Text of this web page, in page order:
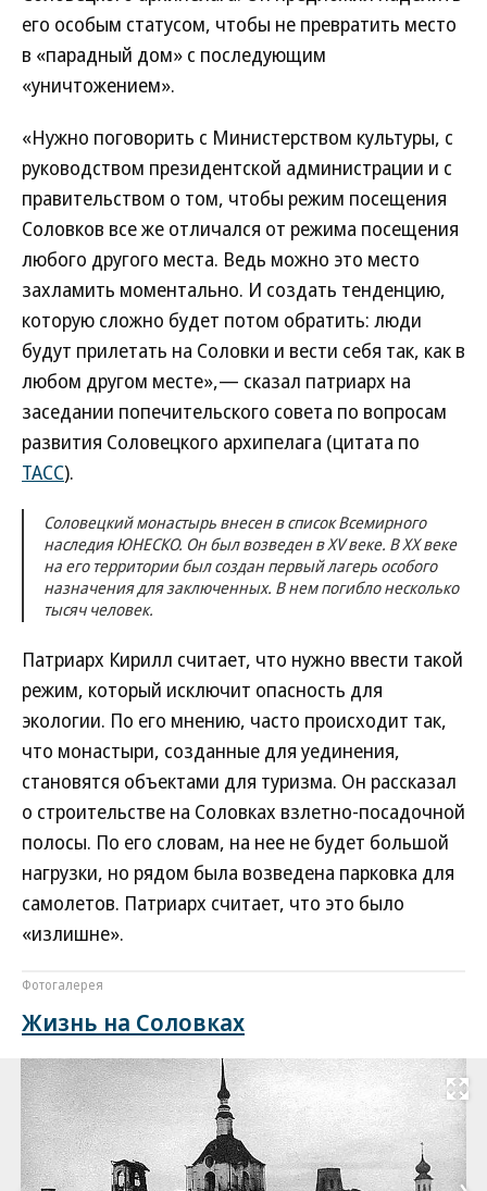
его особым статусом, чтобы не превратить место
в «парадный дом» с последующим
«уничтожением».
«Нужно поговорить с Министерством культуры, с
руководством президентской администрации и с
правительством о том, чтобы режим посещения
Соловков все же отличался от режима посещения
любого другого места. Ведь можно это место
захламить моментально. И создать тенденцию,
которую сложно будет потом обратить: люди
будут прилетать на Соловки и вести себя так, как в
любом другом месте»,— сказал патриарх на
заседании попечительского совета по вопросам
развития Соловецкого архипелага (цитата по
ТАСС).
Соловецкий монастырь внесен в список Всемирного
наследия ЮНЕСКО. Он был возведен в XV веке. В XX веке
на его территории был создан первый лагерь особого
назначения для заключенных. В нем погибло несколько
тысяч человек.
Патриарх Кирилл считает, что нужно ввести такой
режим, который исключит опасность для
экологии. По его мнению, часто происходит так,
что монастыри, созданные для уединения,
становятся объектами для туризма. Он рассказал
о строительстве на Соловках взлетно-посадочной
полосы. По его словам, на нее не будет большой
нагрузки, но рядом была возведена парковка для
самолетов. Патриарх считает, что это было
«излишне».
Фотогалерея
Жизнь на Соловках
Развернуть